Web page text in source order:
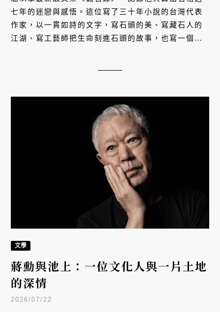
七年的迷戀與感悟。這位寫了三十年小說的台灣代表
作家，以一貫如詩的文字，寫石頭的美、寫藏石人的
江湖、寫工藝師把生命刻進石頭的故事，也寫一個文
文學
蔣勳與池上：一位文化人與一片土地
的深情
2026/07/22